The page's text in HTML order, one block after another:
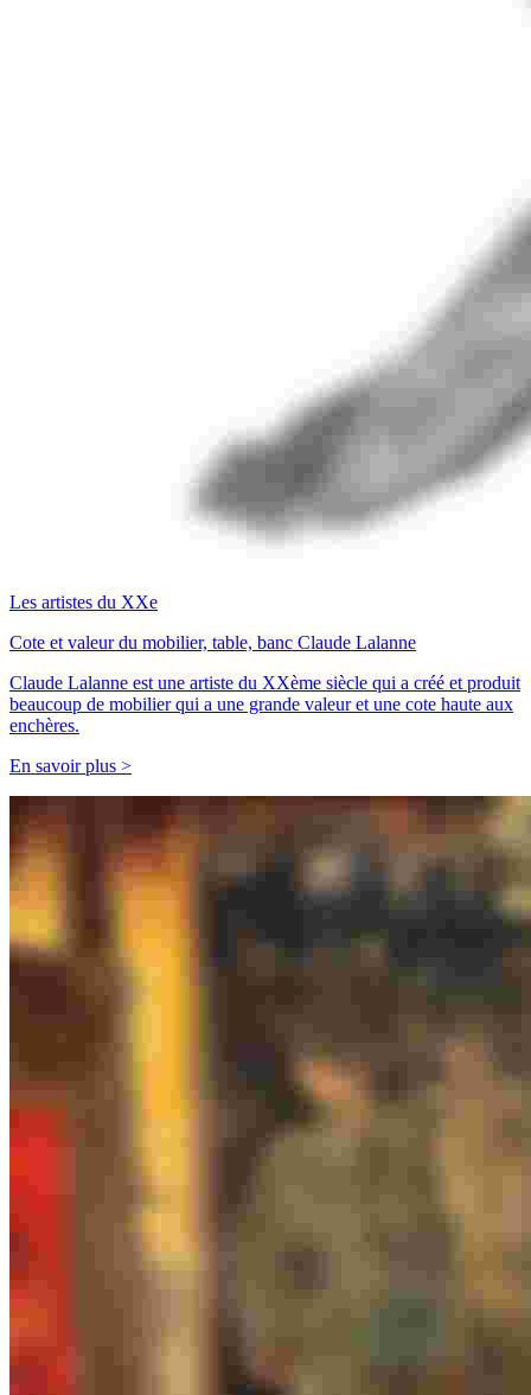
Les artistes du XXe
Cote et valeur du mobilier, table, banc Claude Lalanne
Claude Lalanne est une artiste du XXème siècle qui a créé et produit
beaucoup de mobilier qui a une grande valeur et une cote haute aux
enchères.
En savoir plus >